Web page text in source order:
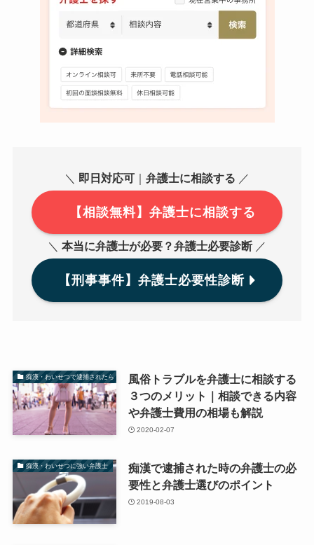
＼ 即日対応可 ｜ 弁護士に相談する ／
【相談無料】弁護士に相談する
＼ 本当に弁護士が必要？弁護士必要診断 ／
【刑事事件】弁護士必要性診断
痴漢・わいせつで逮捕されたら
風俗トラブルを弁護士に相談する
３つのメリット｜相談できる内容
や弁護士費用の相場も解説
2020-02-07
痴漢・わいせつに強い弁護士
痴漢で逮捕された時の弁護士の必
要性と弁護士選びのポイント
2019-08-03